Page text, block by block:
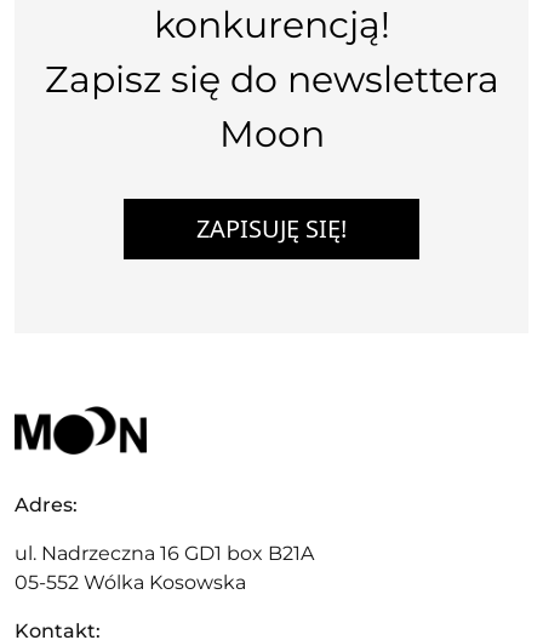
konkurencją!
Zapisz się do newslettera
Moon
ZAPISUJĘ SIĘ!
Adres:
ul. Nadrzeczna 16 GD1 box B21A
05-552 Wólka Kosowska
Kontakt: